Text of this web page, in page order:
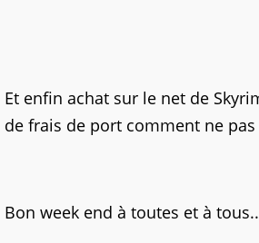
Et enfin achat sur le net de
de frais de port comment ne
Bon week end à toutes et à